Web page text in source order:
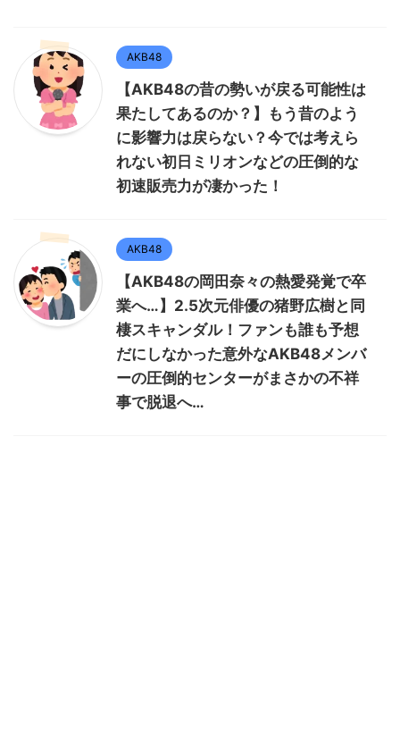
AKB48
【AKB48の昔の勢いが戻る可能性は
果たしてあるのか？】もう昔のよう
に影響力は戻らない？今では考えら
れない初日ミリオンなどの圧倒的な
初速販売力が凄かった！
AKB48
【AKB48の岡田奈々の熱愛発覚で卒
業へ…】2.5次元俳優の猪野広樹と同
棲スキャンダル！ファンも誰も予想
だにしなかった意外なAKB48メンバ
ーの圧倒的センターがまさかの不祥
事で脱退へ…